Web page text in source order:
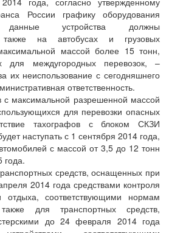
России графику оборудования
данные устройства должны
также на автобусах и грузовых
массой более 15 тонн,
для междугородных перевозок, –
их неиспользование с сегодняшнего
ответственность.
с максимальной разрешенной массой
для перевозки опасных
тахографов с блоком СКЗИ
наступать с 1 сентября 2014 года,
с массой от 3,5 до 12 тонн
года.
средств, оснащенных при
2014 года средствами контроля
соответствующими нормам
для транспортных средств,
до 24 февраля 2014 года